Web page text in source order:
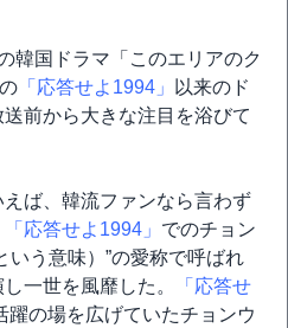
韓国ドラマ「このエリアのク
「応答せよ1994」
以来のド
前から大きな注目を浴びて
えば、韓流ファンなら言わず
「応答せよ1994」 でのチョン
いう意味）”の愛称で呼ばれ
一世を風靡した。
「応答せ
躍の場を広げていたチョンウ